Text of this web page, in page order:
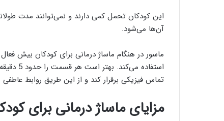
این کودکان تحمل کمی دارند و نمی‌توانند مدت
آن‌ها می‌شود.
ماسور در هنگام ماساژ درمانی برای کودکان بیش
تماس فیزیکی برقرار کند و از این طریق روابط
مزایای ماساژ درمانی برای